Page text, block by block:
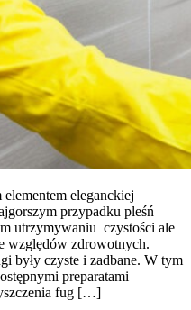
eleganckiej
przypadku pleśń
utrzymywaniu czystości ale
względów zdrowotnych.
były czyste i zadbane. W tym
preparatami
fug […]